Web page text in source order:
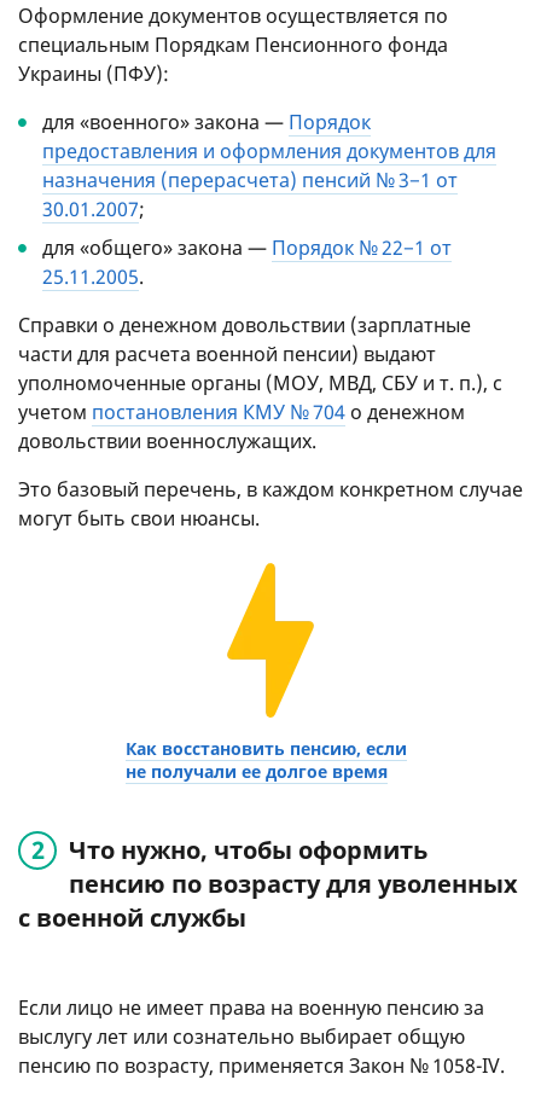
Оформление документов осуществляется по
специальным Порядкам Пенсионного фонда
Украины (ПФУ):
для «военного» закона — Порядок
предоставления и оформления документов для
назначения (перерасчета) пенсий № 3−1 от
30.01.2007;
для «общего» закона — Порядок № 22−1 от
25.11.2005.
Справки о денежном довольствии (зарплатные
части для расчета военной пенсии) выдают
уполномоченные органы (МОУ, МВД, СБУ и т. п.), с
учетом постановления КМУ № 704 о денежном
довольствии военнослужащих.
Это базовый перечень, в каждом конкретном случае
могут быть свои нюансы.
Как восстановить пенсию, если
не получали ее долгое время
Что нужно, чтобы оформить
пенсию по возрасту для уволенных
с военной службы
Если лицо не имеет права на военную пенсию за
выслугу лет или сознательно выбирает общую
пенсию по возрасту, применяется Закон № 1058-IV.